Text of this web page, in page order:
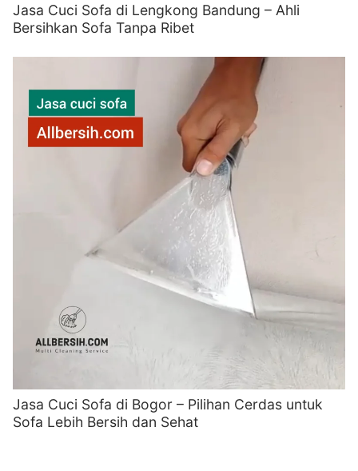
Jasa Cuci Sofa di Lengkong Bandung – Ahli
Bersihkan Sofa Tanpa Ribet
Jasa Cuci Sofa di Bogor – Pilihan Cerdas untuk
Sofa Lebih Bersih dan Sehat